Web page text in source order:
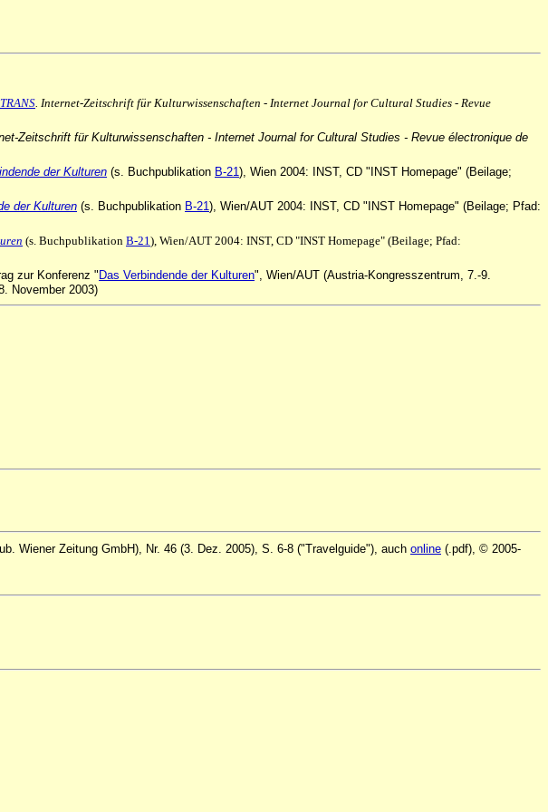
TRANS. Internet-Zeitschrift für Kulturwissenschaften - Internet Journal for Cultural Studies - Revue
Zeitschrift für Kulturwissenschaften - Internet Journal for Cultural Studies - Revue électronique de
der Kulturen (s. Buchpublikation B-21), Wien 2004: INST, CD "INST Homepage" (Beilage;
der Kulturen (s. Buchpublikation B-21), Wien/AUT 2004: INST, CD "INST Homepage" (Beilage; Pfad:
(s. Buchpublikation B-21), Wien/AUT 2004: INST, CD "INST Homepage" (Beilage; Pfad:
zur Konferenz "Das Verbindende der Kulturen", Wien/AUT (Austria-Kongresszentrum, 7.-9.
November 2003)
Wiener Zeitung GmbH), Nr. 46 (3. Dez. 2005), S. 6-8 ("Travelguide"), auch online (.pdf), © 2005-